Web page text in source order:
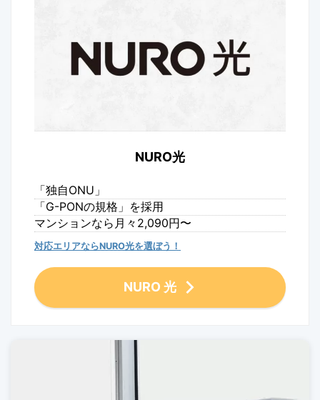
NURO光
「独自ONU」
「G-PONの規格」を採用
マンションなら月々2,090円〜
対応エリアならNURO光を選ぼう！
NURO 光